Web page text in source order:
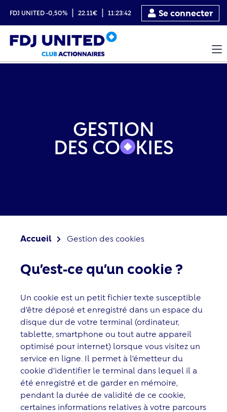
FDJ UNITED -0,50% | 22.11€ | 11:23:42 Se connecter
GESTION
DES CO
KIES
Accueil Gestion des cookies
Qu’est-ce qu’un cookie ?
Un cookie est un petit fichier texte susceptible
d’être déposé et enregistré dans un espace du
disque dur de votre terminal (ordinateur,
tablette, smartphone ou tout autre appareil
optimisé pour internet) lorsque vous visitez un
service en ligne. Il permet à l’émetteur du
cookie d’identifier le terminal dans lequel il a
été enregistré et de garder en mémoire,
pendant la durée de validité de ce cookie,
certaines informations relatives à votre parcours